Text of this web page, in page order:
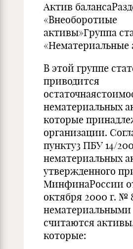
Актив
«Внеоборотиые
активы»Группа
«Нематериальные
В этой группе
приводится
нематериальных
которые
организации.
пункту3 ПБУ 14/
нематериальных
утвержденного
МинфинаРоссии
октября 2000 г. №
нематериальными
считаются
которые: